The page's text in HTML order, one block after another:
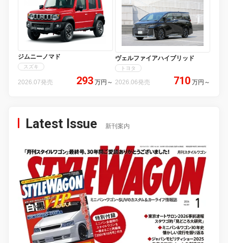
ジムニーノマド
スズキ
2026.07発売 293 万円 ～
ヴェルファイアハイブリッド
トヨタ
2026.06発売 710 万円 ～
Latest Issue 新刊案内